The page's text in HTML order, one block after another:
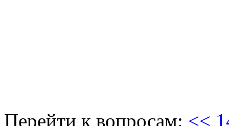
Перейти к вопросам: <<